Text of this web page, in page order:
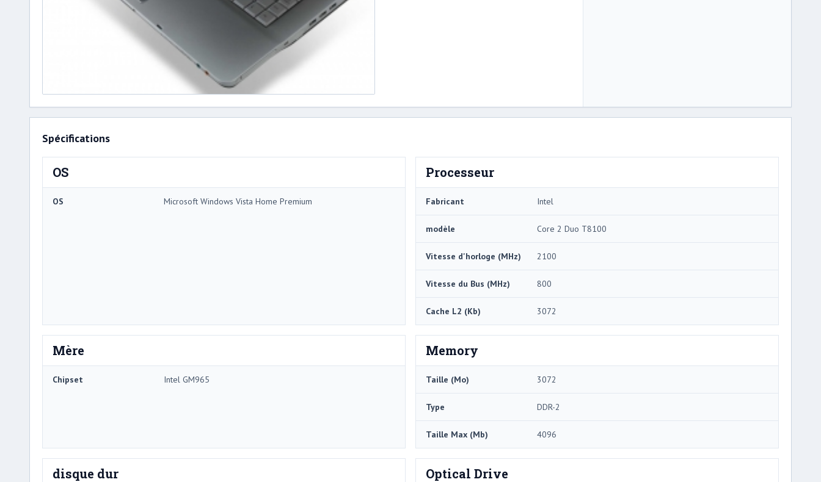
Spécifications
OS
OS Microsoft Windows Vista Home Premium
Processeur
Fabricant Intel
modèle Core 2 Duo T8100
Vitesse d'horloge (MHz) 2100
Vitesse du Bus (MHz) 800
Cache L2 (Kb) 3072
Mère
Chipset Intel GM965
Memory
Taille (Mo) 3072
Type DDR-2
Taille Max (Mb) 4096
disque dur Optical Drive